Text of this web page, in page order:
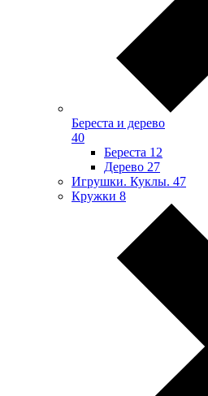
Береста и дерево
40
Береста 12
Дерево 27
Игрушки. Куклы. 47
Кружки 8